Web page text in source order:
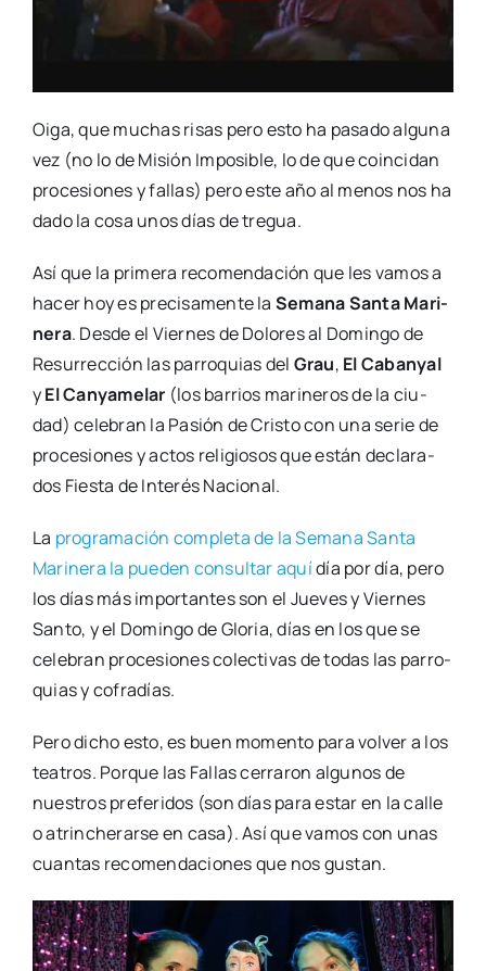
Oiga, que muchas risas pero esto ha pasa­do algu­na
vez (no lo de Misión Impo­si­ble, lo de que coin­ci­dan
pro­ce­sio­nes y fallas) pero este año al menos nos ha
dado la cosa unos días de tre­gua.
Así que la pri­me­ra reco­men­da­ción que les vamos a
hacer hoy es pre­ci­sa­men­te la Sema­na San­ta Mari­
ne­ra. Des­de el Vier­nes de Dolo­res al Domin­go de
Resu­rrec­ción las parro­quias del Grau, El Caban­yal
yEl Can­ya­me­lar (los barrios mari­ne­ros de la ciu­
dad) cele­bran la Pasión de Cris­to con una serie de
pro­ce­sio­nes y actos reli­gio­sos que están decla­ra­
dos Fies­ta de Inte­rés Nacio­nal.
La pro­gra­ma­ción com­ple­ta de la Sema­na San­ta
Mari­ne­ra la pue­den con­sul­tar aquídía por día, pero
los días más impor­tan­tes son el Jue­ves y Vier­nes
San­to, y el Domin­go de Glo­ria, días en los que se
cele­bran pro­ce­sio­nes colec­ti­vas de todas las parro­
quias y cofra­días.
Pero dicho esto, es buen momen­to para vol­ver a los
tea­tros. Por­que las Fallas cerra­ron algu­nos de
nues­tros pre­fe­ri­dos (son días para estar en la calle
o atrin­che­rar­se en casa). Así que vamos con unas
cuan­tas reco­men­da­cio­nes que nos gus­tan.